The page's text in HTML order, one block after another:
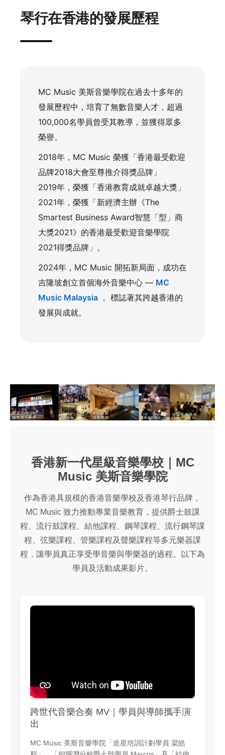
琴行在香港的發展歷程
MC Music 美斯音樂學院在過去十多年的
發展歷程中，培育了無數音樂人才，超過
100,000名學員曾受其教導，並獲得眾多
榮譽。
2018年，MC Music 榮獲「香港最受歡迎
品牌2018大會至尊推介得獎品牌」
2019年，榮獲「香港教育成就卓越大獎」
2021年，榮獲「新經濟主辦《The
Smartest Business Award智慧「型」商
大獎2021》的香港最受歡迎音樂學院
2021得獎品牌」。
2024年，MC Music 開拓新局面，成功在
吉隆坡創立首個海外音樂中心 — MC
Music Malaysia ， 標誌著其跨越香港的
發展與成就。
香港新一代星級音樂學校｜MC
Music 美斯音樂學院
作為香港具規模的香港音樂學校及香港琴行品牌，
MC Music 致力推動專業音樂教育，提供爵士鼓課
程、流行鼓課程、結他課程、鋼琴課程、流行鋼琴課
程、弦樂課程、管樂課程及聲樂課程等多元樂器課
程，讓學員真正享受學音樂與學樂器的過程。以下為
學員及活動成果影片。
跨世代音樂合奏 MV｜學員與導師攜手演
出
MC Music 美斯音樂學院「造星培訓計劃學員 梁皓